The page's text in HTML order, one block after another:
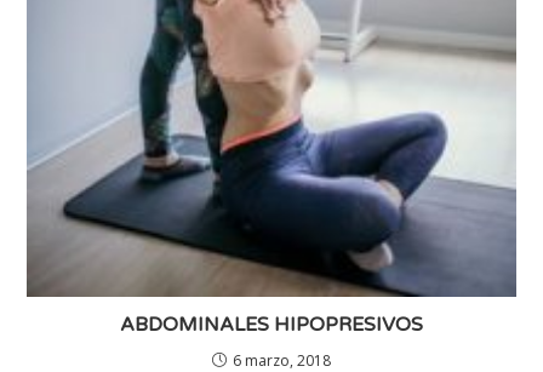
ABDOMINALES HIPOPRESIVOS
6 marzo, 2018